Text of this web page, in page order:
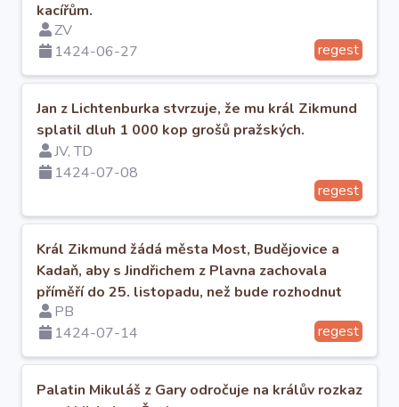
kacířům.
ZV
1424-06-27
regest
Jan z Lichtenburka stvrzuje, že mu král Zikmund
splatil dluh 1 000 kop grošů pražských.
JV, TD
1424-07-08
regest
Král Zikmund žádá města Most, Budějovice a
Kadaň, aby s Jindřichem z Plavna zachovala
příměří do 25. listopadu, než bude rozhodnut
jejich spor
PB
1424-07-14
regest
Palatin Mikuláš z Gary odročuje na králův rozkaz